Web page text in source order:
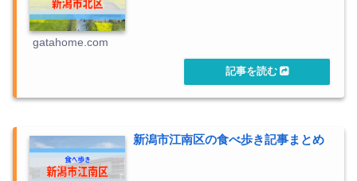
gatahome.com
新潟市江南区の食べ歩き記事まとめ